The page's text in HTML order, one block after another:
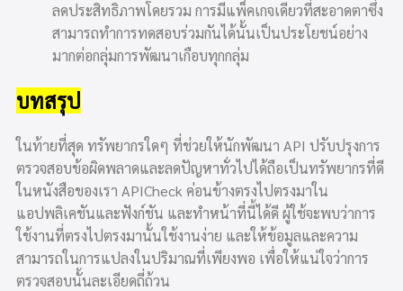
ลดประสิทธิภาพโดยรวม การมีแพ็คเกจเดียวที่สะอาดตาซึ่ง
สามารถทำการทดสอบร่วมกันได้นั้นเป็นประโยชน์อย่าง
มากต่อกลุ่มการพัฒนาเกือบทุกกลุ่ม
บทสรุป
ในท้ายที่สุด ทรัพยากรใดๆ ที่ช่วยให้นักพัฒนา API ปรับปรุงการ
ตรวจสอบข้อผิดพลาดและลดปัญหาทั่วไปได้ถือเป็นทรัพยากรที่ดี
ในหนังสือของเรา APICheck ค่อนข้างตรงไปตรงมาใน
แอปพลิเคชันและฟังก์ชัน และทำหน้าที่นี้ได้ดี ผู้ใช้จะพบว่าการ
ใช้งานที่ตรงไปตรงมานั้นใช้งานง่าย และให้ข้อมูลและความ
สามารถในการแปลงในปริมาณที่เพียงพอ เพื่อให้แน่ใจว่าการ
ตรวจสอบนั้นละเอียดถี่ถ้วน